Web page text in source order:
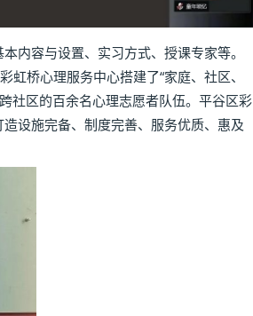
容与设置、实习方式、授课专家等。
桥心理服务中心搭建了“家庭、社区、
社区的百余名心理志愿者队伍。平谷区彩
设施完备、制度完善、服务优质、惠及